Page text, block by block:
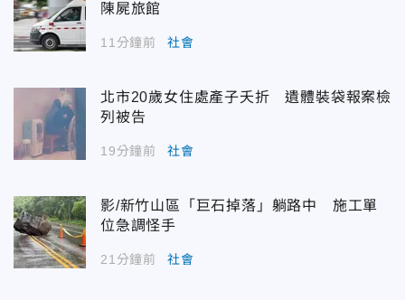
陳屍旅館
11分鐘前 社會
北市20歲女住處產子夭折 遺體裝袋報案檢
列被告
19分鐘前 社會
影/新竹山區「巨石掉落」躺路中 施工單
位急調怪手
21分鐘前 社會